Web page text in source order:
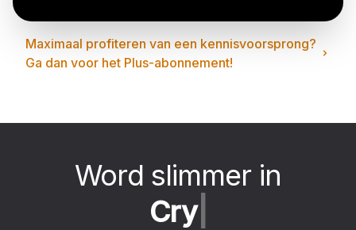
Maximaal profiteren van een kennisvoorsprong?
Ga dan voor het Plus-abonnement!
Word slimmer in
rypt